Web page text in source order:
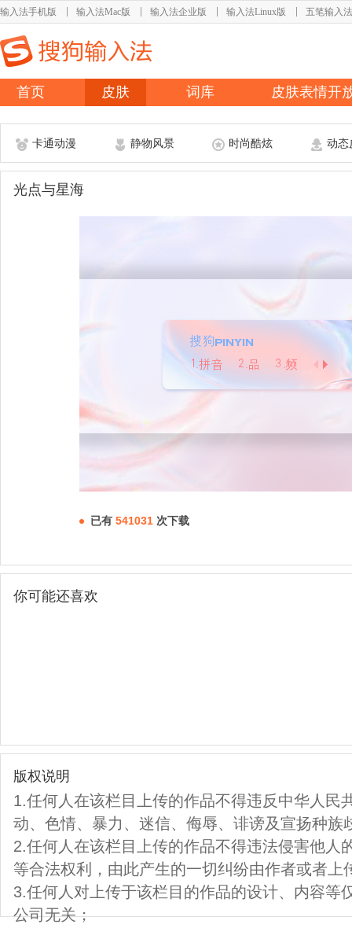
输入法手机版 输入法Mac版 输入法企业版 输入法Linux版 五笔输入法
首页 皮肤 词库 皮肤表情开
卡通动漫 静物风景 时尚酷炫 动态
光点与星海
已有 541031 次下载
你可能还喜欢
版权说明
1.任何人在该栏目上传的作品不得违反中华人民
动、色情、暴力、迷信、侮辱、诽谤及宣扬种族
2.任何人在该栏目上传的作品不得违法侵害他人
等合法权利，由此产生的一切纠纷由作者或者上
3.任何人对上传于该栏目的作品的设计、内容等
公司无关；